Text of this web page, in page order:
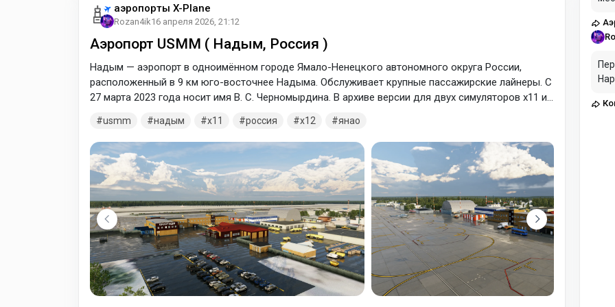
аэропорты X-Plane
Rozan4ik16 апреля 2026, 21:12
Аэропорт USMM ( Надым, Россия )
Надым — аэропорт в одноимённом городе Ямало-Ненецкого автономного округа России,
расположенный в 9 км юго-восточнее Надыма. Обслуживает крупные пассажирские лайнеры. С
27 марта 2023 года носит имя В. С. Черномырдина. В архиве версии для двух симуляторов x11 и
usmm надым x11 россия x12 янао